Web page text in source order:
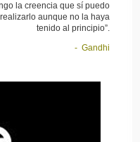
la creencia que sí puedo
aunque no la haya
tenido al principio”.
- Gandhi